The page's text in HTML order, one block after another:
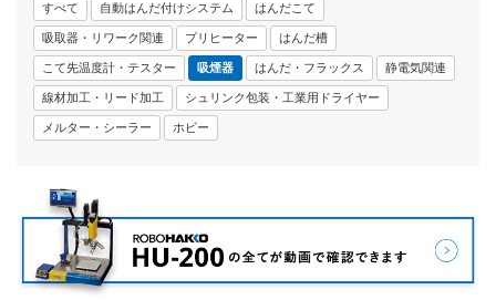
すべて 自動はんだ付けシステム はんだこて
吸取器・リワーク関連 プリヒーター はんだ槽
こて先温度計・テスター 吸煙器 はんだ・フラックス 静電気関連
線材加工・リード加工 シュリンク包装・工業用ドライヤー
メルター・シーラー ホビー